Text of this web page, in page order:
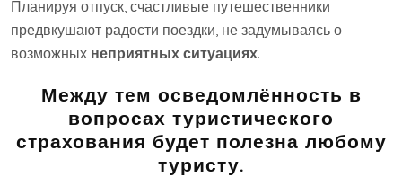
Планируя отпуск, счастливые путешественники
предвкушают радости поездки, не задумываясь о
возможных неприятных ситуациях.
Между тем осведомлённость в
вопросах туристического
страхования будет полезна любому
туристу.